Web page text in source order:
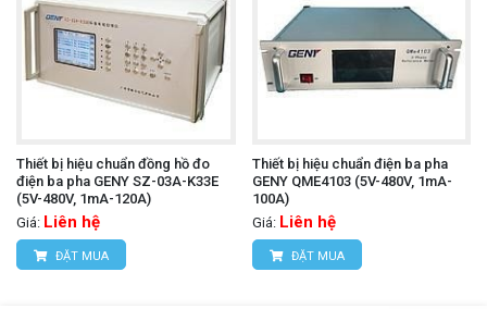
Thiết bị hiệu chuẩn đồng hồ đo
điện ba pha GENY SZ-03A-K33E
(5V-480V, 1mA-120A)
Giá: Liên hệ
ĐẶT MUA
Thiết bị hiệu chuẩn điện ba pha
GENY QME4103 (5V-480V, 1mA-
100A)
Giá: Liên hệ
ĐẶT MUA